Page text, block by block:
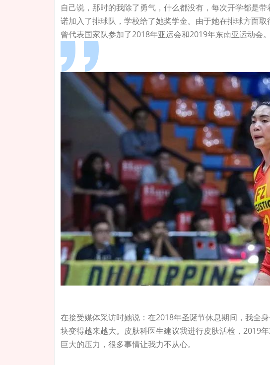
自己说，那时的我除了勇气，什么都没有，每次开学都是
诺加入了排球队，学校给了她奖学金。由于她在排球方面
曾代表国家队参加了2018年亚运会和2019年东南亚运动会
在接受媒体采访时她说：在2018年圣诞节休息期间，我全
块变得越来越大。皮肤科医生建议我进行皮肤活检，2019
巨大的压力，很多事情让我力不从心。